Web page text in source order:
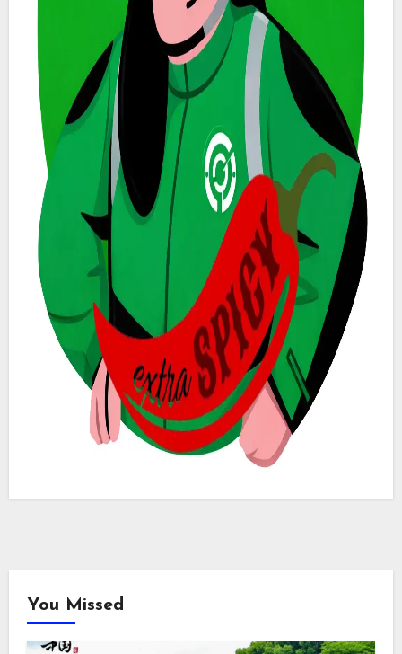
You Missed